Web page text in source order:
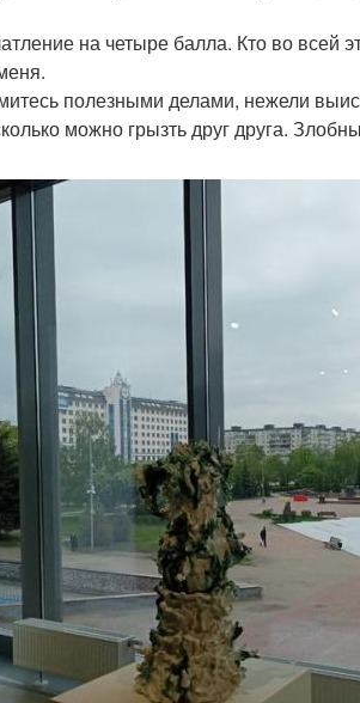
на четыре балла. Кто во всей
полезными делами, нежели
можно грызть друг друга.